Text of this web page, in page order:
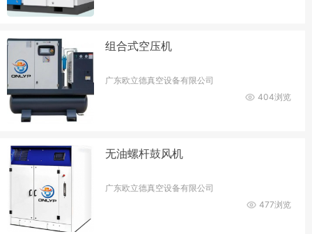
组合式空压机
广东欧立德真空设备有限公司
404浏览
无油螺杆鼓风机
广东欧立德真空设备有限公司
477浏览